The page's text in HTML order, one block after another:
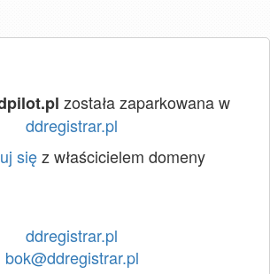
została zaparkowana w
ddregistrar.pl
sięz właścicielem domeny
ddregistrar.pl
bok@ddregistrar.pl